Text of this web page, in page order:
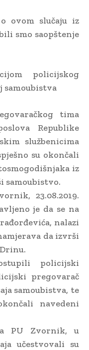
ovom slučaju iz
smo saopštenje
policijskog
samoubistva
tima
Republike
službenicima
su okončali
iz
samoubistvo.
23.08.2019.
je da se na
nalazi
da izvrši
policijski
pregovarač
samoubistva, te
navedeni
PU Zvornik, u
učestvovali su